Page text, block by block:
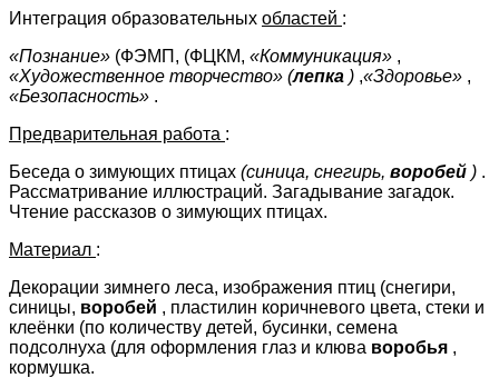
Интеграция образовательных областей :
«Познание» (ФЭМП, (ФЦКМ, «Коммуникация» ,
«Художественное творчество» (лепка ) ,«Здоровье» ,
«Безопасность» .
Предварительная работа :
Беседа о зимующих птицах (синица, снегирь, воробей ) .
Рассматривание иллюстраций. Загадывание загадок.
Чтение рассказов о зимующих птицах.
Материал :
Декорации зимнего леса, изображения птиц (снегири,
синицы, воробей , пластилин коричневого цвета, стеки и
клеёнки (по количеству детей, бусинки, семена
подсолнуха (для оформления глаз и клюва воробья ,
кормушка.